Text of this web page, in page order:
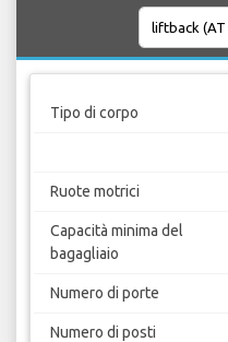
Tipo di corpo
Ruote motrici
Capacità minima del
bagagliaio
Numero di porte
Numero di posti